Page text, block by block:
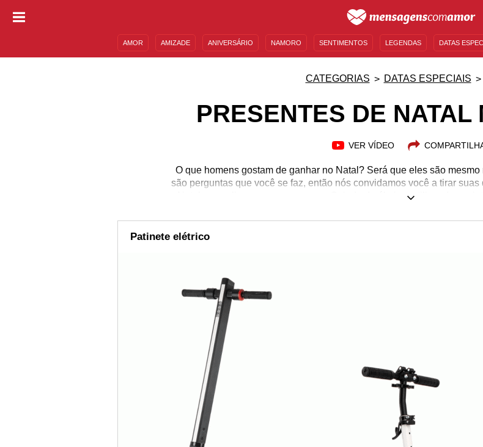
AMOR AMIZADE ANIVERSÁRIO NAMORO SENTIMENTOS LEGENDAS DATAS
CATEGORIAS DATAS ESPECIAIS
PRESENTES DE NATAL
VER VÍDEO
O que homens gostam de ganhar no Natal? Será que eles são
são perguntas que você se faz, então nós convidamos você a tirar
Natal masculinos que preparamos. Saindo do óbvio e utilizando a
só as mulheres gostariam de ganhar um dia de massagens no spa? E
presente nostálgico a alguém querido, como um disco de vinil? Entre
Patinete elétrico